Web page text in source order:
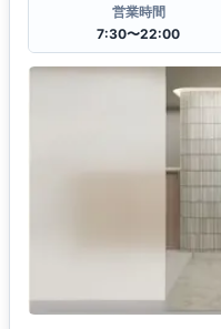
営業時間
7:30〜22:00